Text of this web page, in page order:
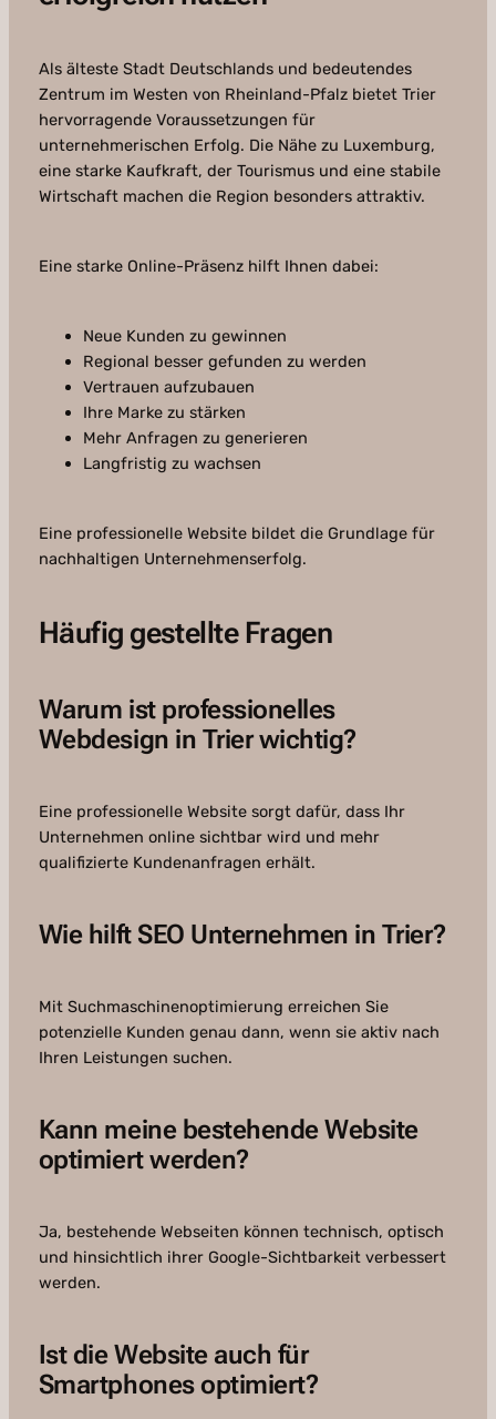
Als älteste Stadt Deutschlands und bedeutendes
Zentrum im Westen von Rheinland-Pfalz bietet Trier
hervorragende Voraussetzungen für
unternehmerischen Erfolg. Die Nähe zu Luxemburg,
eine starke Kaufkraft, der Tourismus und eine stabile
Wirtschaft machen die Region besonders attraktiv.
Eine starke Online-Präsenz hilft Ihnen dabei:
Neue Kunden zu gewinnen
Regional besser gefunden zu werden
Vertrauen aufzubauen
Ihre Marke zu stärken
Mehr Anfragen zu generieren
Langfristig zu wachsen
Eine professionelle Website bildet die Grundlage für
nachhaltigen Unternehmenserfolg.
Häufig gestellte Fragen
Warum ist professionelles
Webdesign in Trier wichtig?
Eine professionelle Website sorgt dafür, dass Ihr
Unternehmen online sichtbar wird und mehr
qualifizierte Kundenanfragen erhält.
Wie hilft SEO Unternehmen in Trier?
Mit Suchmaschinenoptimierung erreichen Sie
potenzielle Kunden genau dann, wenn sie aktiv nach
Ihren Leistungen suchen.
Kann meine bestehende Website
optimiert werden?
Ja, bestehende Webseiten können technisch, optisch
und hinsichtlich ihrer Google-Sichtbarkeit verbessert
werden.
Ist die Website auch für
Smartphones optimiert?